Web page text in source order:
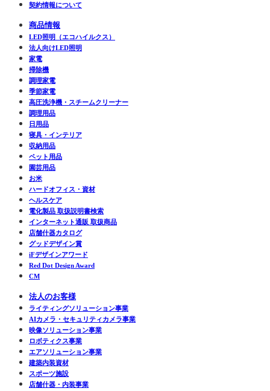
契約情報について
商品情報
LED照明（エコハイルクス）
法人向けLED照明
家電
掃除機
調理家電
季節家電
高圧洗浄機・スチームクリーナー
調理用品
日用品
寝具・インテリア
収納用品
ペット用品
園芸用品
お米
ハードオフィス・資材
ヘルスケア
電化製品 取扱説明書検索
インターネット通販 取扱商品
店舗什器カタログ
グッドデザイン賞
iFデザインアワード
Red Dot Design Award
CM
法人のお客様
ライティングソリューション事業
AIカメラ・セキュリティカメラ事業
映像ソリューション事業
ロボティクス事業
エアソリューション事業
建築内装資材
スポーツ施設
店舗什器・内装事業